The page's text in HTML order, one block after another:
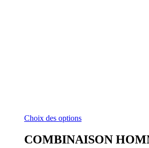
Choix des optionsCe
a
plusieurs
COMBINAISON